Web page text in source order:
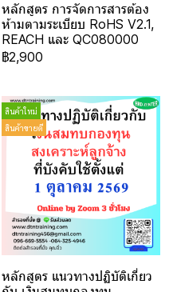
หลักสูตร การจัดการสารต้อง
ห้ามตามระเบียบ RoHS V2.1,
REACH และ QC080000
฿2,900
สินค้าใหม่
สินค้าขายดี
หลักสูตร แนวทางปฏิบัติเกี่ยว